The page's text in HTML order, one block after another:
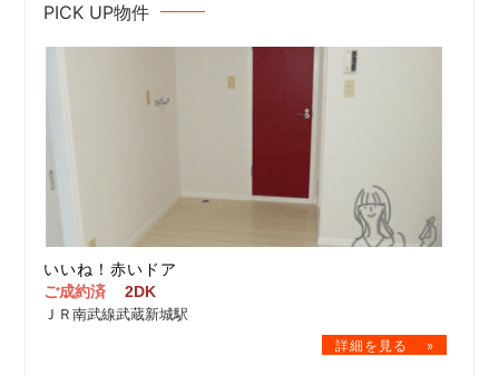
PICK UP物件
いいね！赤いドア
ご成約済
2DK
ＪＲ南武線武蔵新城駅